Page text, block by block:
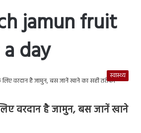
jamun fruit
day
स्वास्थ्य
वरदान है जामुन, बस जानें खाने